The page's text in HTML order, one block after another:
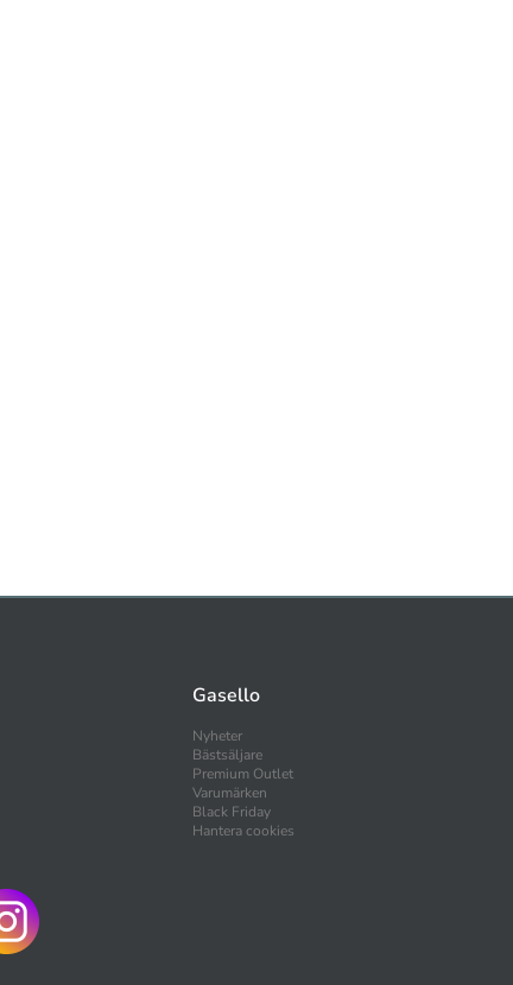
Gasello
Nyheter
Bästsäljare
Premium Outlet
Varumärken
Black Friday
Hantera cookies